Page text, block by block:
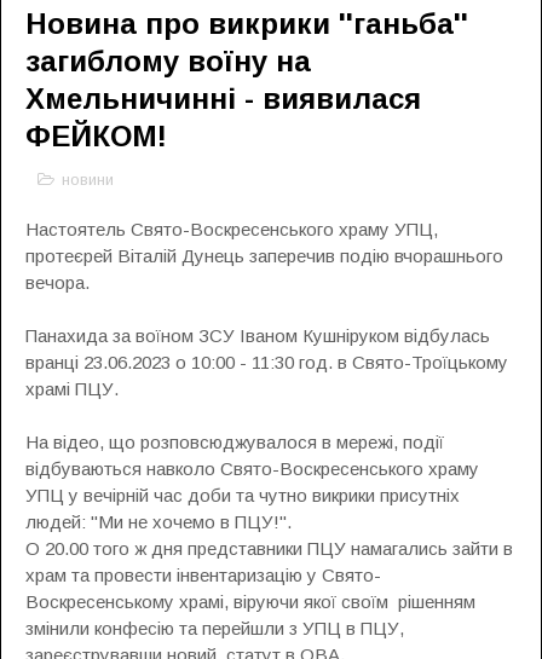
Новина про викрики ''ганьба''
загиблому воїну на
Хмельничинні - виявилася
ФЕЙКОМ!
новини
Настоятель Свято-Воскресенського храму УПЦ,
протеєрей Віталій Дунець заперечив подію вчорашнього
вечора.
Панахида за воїном ЗСУ Іваном Кушніруком відбулась
вранці 23.06.2023 о 10:00 - 11:30 год. в Свято-Троїцькому
храмі ПЦУ.
На відео, що розповсюджувалося в мережі, події
відбуваються навколо Свято-Воскресенського храму
УПЦ у вечірній час доби та чутно викрики присутніх
людей: "Ми не хочемо в ПЦУ!".
О 20.00 того ж дня представники ПЦУ намагались зайти в
храм та провести інвентаризацію у Свято-
Воскресенському храмі, віруючи якої своїм рішенням
змінили конфесію та перейшли з УПЦ в ПЦУ,
зареєструвавши новий статут в ОВА.